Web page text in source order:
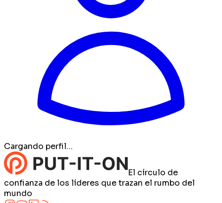
Cargando perfil…
El círculo de
confianza de los líderes que trazan el rumbo del
mundo